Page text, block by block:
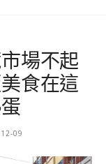
場不起
食在這
09